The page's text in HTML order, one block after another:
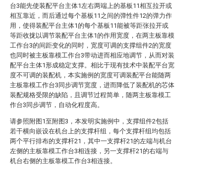
台3能先使装配平台主体1左右两端上的基板11相互拉开或
相互靠近，而后通过每个基板11之间的弹性件12的弹力作
用，使得装配平台主体1的每个基板11能被等距张拉开或
等距收拢以调节装配平台主体1的作用宽度，在两主板靠模
工作台3的间距变化的同时，宽度可调的支撑组件2的宽度
也同时被主板靠模工作台3带动进而相应地调节，从而对装
配平台主体1形成稳定支撑。相比于现有技术中装配平台宽
度不可调的装配机，本实施例的宽度可调装配平台能随两
主板靠模工作台3同步调节宽度，进而降低了装配机的芯体
装配规格受限的缺陷，且调节过程简单，随两主板靠模工
作台3同步调节，自动化程度高。
请参照附图1至附图3，本发明实施例中，支撑组件2包括
若干横向嵌设在机台上的支撑杆组，每个支撑杆组均包括
两个平行排布的支撑杆21，其中一支撑杆21的左端与机台
左侧的主板靠模工作台3相连接，另一支撑杆21的右端与
机台右侧的主板靠模工作台3相连接。